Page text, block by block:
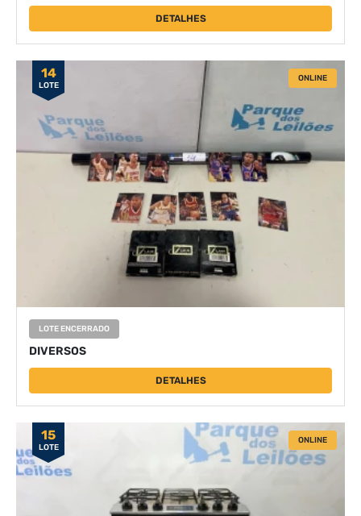
DETALHES
14
LOTE
ONLINE
LOTE ENCERRADO
DIVERSOS
DETALHES
15
LOTE
ONLINE